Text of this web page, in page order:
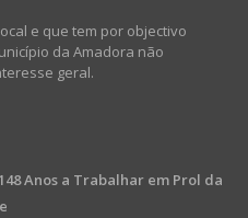
e que tem por objectivo
da Amadora não
geral.
Anos a Trabalhar em Prol da